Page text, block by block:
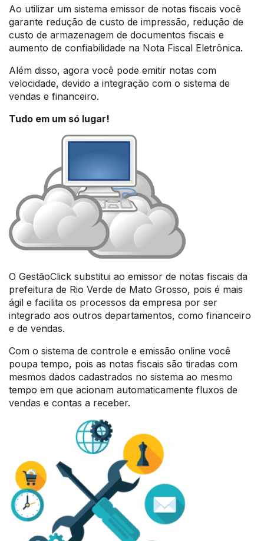
Ao utilizar um sistema emissor de notas fiscais você
garante redução de custo de impressão, redução de
custo de armazenagem de documentos fiscais e
aumento de confiabilidade na Nota Fiscal Eletrônica.
Além disso, agora você pode emitir notas com
velocidade, devido a integração com o sistema de
vendas e financeiro.
Tudo em um só lugar!
O GestãoClick substitui ao emissor de notas fiscais da
prefeitura de Rio Verde de Mato Grosso, pois é mais
ágil e facilita os processos da empresa por ser
integrado aos outros departamentos, como financeiro
e de vendas.
Com o sistema de controle e emissão online você
poupa tempo, pois as notas fiscais são tiradas com
mesmos dados cadastrados no sistema ao mesmo
tempo em que acionam automaticamente fluxos de
vendas e contas a receber.